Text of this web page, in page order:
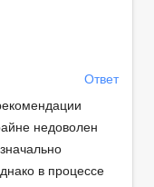
Ответ
недоволен
в процессе